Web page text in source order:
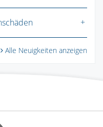
Alle Neuigkeiten anzeigen